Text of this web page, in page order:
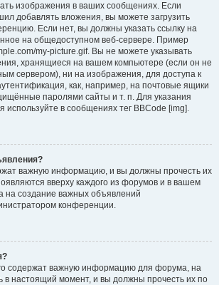
изображения в ваших сообщениях. Если
добавлять вложения, вы можете загрузить
Если нет, вы должны указать ссылку на
на общедоступном веб-сервере. Пример
my-picture.gif. Вы не можете указывать
хранящиеся на вашем компьютере (если он не
сервером), ни на изображения, для доступа к
как, например, на почтовые ящики
паролями сайты и т. п. Для указания
используйте в сообщениях тег BBCode [img].
важную информацию, и вы должны прочесть их
вверху каждого из форумов и в вашем
на создание важных объявлений
конференции.
содержат важную информацию для форума, на
в настоящий момент, и вы должны прочесть их по